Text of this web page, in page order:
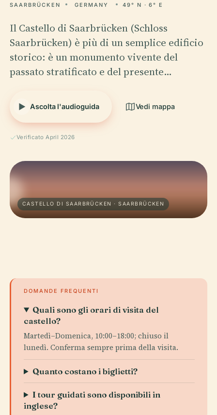
SAARBRÜCKEN GERMANY 49° N · 6° E
Il Castello di Saarbrücken (Schloss
Saarbrücken) è più di un semplice edificio
storico: è un monumento vivente del
passato stratificato e del presente…
Ascolta l'audioguida Vedi mappa
Verificato April 2026
CASTELLO DI SAARBRÜCKEN · SAARBRÜCKEN
DOMANDE FREQUENTI
Quali sono gli orari di visita del
castello?
Martedì–Domenica, 10:00–18:00; chiuso il
lunedì. Conferma sempre prima della visita.
Quanto costano i biglietti?
I tour guidati sono disponibili in
inglese?